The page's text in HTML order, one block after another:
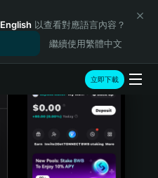
English 以查看對應語言內容？
繼續使用繁體中文
立即下載